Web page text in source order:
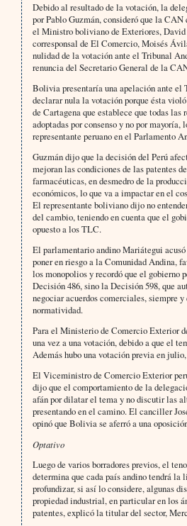
Debido al resultado de la votación, la
por Pablo Guzmán, consideró que la
el Ministro boliviano de Exteriores, David
corresponsal de El Comercio, Moisés
nulidad de la votación ante el Tribunal
renuncia del Secretario General de la
Bolivia presentaría una apelación ante el
declarar nula la votación porque ésta
de Cartagena que establece que todas las
adoptadas por consenso y no por mayoría,
representante peruano en el Parlamento
Guzmán dijo que la decisión del Perú
mejoran las condiciones de las patentes
farmacéuticas, en desmedro de la
económicos, lo que va a impactar en el
El representante boliviano dijo no
del cambio, teniendo en cuenta que el
opuesto a los TLC.
El parlamentario andino Mariátegui acusó
poner en riesgo a la Comunidad Andina,
los monopolios y recordó que el gobierno
Decisión 486, sino la Decisión 598, que
negociar acuerdos comerciales, siempre y
normatividad.
Para el Ministerio de Comercio Exterior
una vez a una votación, debido a que el
Además hubo una votación previa en
El Viceministro de Comercio Exterior
dijo que el comportamiento de la
afán por dilatar el tema y no discutir las
presentando en el camino. El canciller
opinó que Bolivia se aferró a una
Optativo
Luego de varios borradores previos, el
determina que cada país andino tendrá la
profundizar, si así lo considere, algunas
propiedad industrial, en particular en los
patentes, explicó la titular del sector,